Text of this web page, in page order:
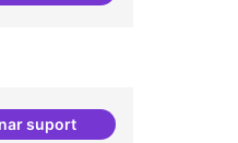
suport
Comité Asesor Internacional